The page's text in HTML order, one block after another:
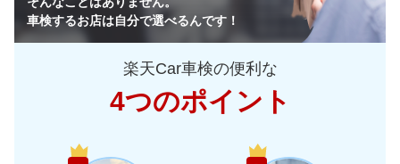
山梨県 74,680 店舗を探す
長野県 78,760円
新潟県 81,870 円
富山県 店舗を探す
車検するお店は自分で選べるんです！
楽天Car車検の便利な
4つのポイント